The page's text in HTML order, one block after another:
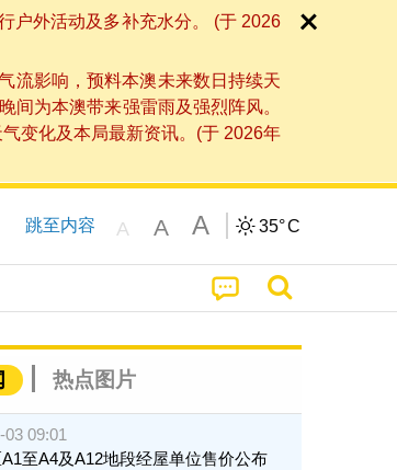
户外活动及多补充水分。 (于 2026
流影响，预料本澳未来数日持续天
为本澳带来强雷雨及强烈阵风。
变化及本局最新资讯。(于 2026年
跳至内容 A A A 35°C
热点图片
03 09:01
至A4及A12地段经屋单位售价公布